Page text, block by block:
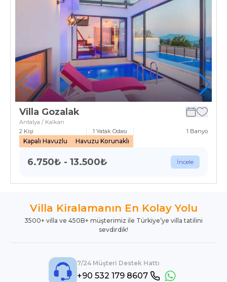
Villa Gozalak
Antalya / Kalkan
2 Kişi 1 Yatak Odası 1 Banyo
Kapalı Havuzlu Havuzu Korunaklı
6.750₺ - 13.500₺ İncele
Villa Kiralamanın En Kolay Yolu
3500+ villa ve 450B+ müşterimiz ile Türkiye’ye villa tatilini
sevdirdik!
7/24 Müşteri Destek Hattı
+90 532 179 8607